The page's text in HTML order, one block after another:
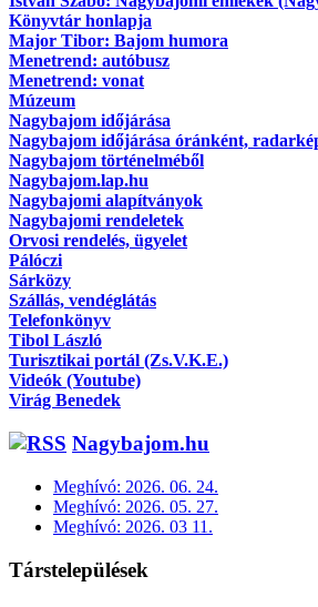
Könyvtár honlapja
Major Tibor: Bajom humora
Menetrend: autóbusz
Menetrend: vonat
Múzeum
Nagybajom időjárása
Nagybajom időjárása óránként,
Nagybajom történelméből
Nagybajom.lap.hu
Nagybajomi alapítványok
Nagybajomi rendeletek
Orvosi rendelés, ügyelet
Pálóczi
Sárközy
Szállás, vendéglátás
Telefonkönyv
Tibol László
Turisztikai portál (Zs.V.K.E.)
Videók (Youtube)
Virág Benedek
Nagybajom.hu
Meghívó: 2026. 06. 24.
Meghívó: 2026. 05. 27.
Meghívó: 2026. 03 11.
Társtelepülések